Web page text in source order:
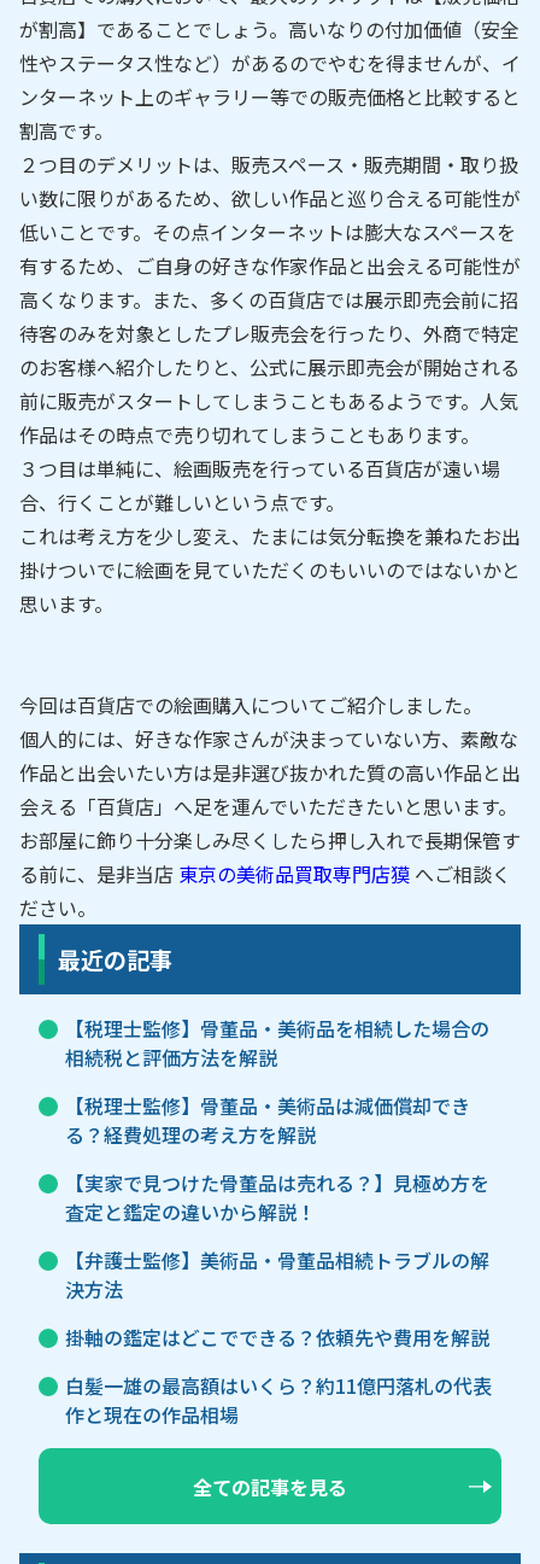
最近の記事
【税理士監修】骨董品・美術品を相続した場合の
相続税と評価方法を解説
【税理士監修】骨董品・美術品は減価償却でき
る？経費処理の考え方を解説
【実家で見つけた骨董品は売れる？】見極め方を
査定と鑑定の違いから解説！
【弁護士監修】美術品・骨董品相続トラブルの解
決方法
掛軸の鑑定はどこでできる？依頼先や費用を解説
白髪一雄の最高額はいくら？約11億円落札の代表
作と現在の作品相場
全ての記事を見る
が割高】であることでしょう。高いなりの付加価値（安全
性やステータス性など）があるのでやむを得ませんが、イ
ンターネット上のギャラリー等での販売価格と比較すると
割高です。
２つ目のデメリットは、販売スペース・販売期間・取り扱
い数に限りがあるため、欲しい作品と巡り合える可能性が
低いことです。その点インターネットは膨大なスペースを
有するため、ご自身の好きな作家作品と出会える可能性が
高くなります。また、多くの百貨店では展示即売会前に招
待客のみを対象としたプレ販売会を行ったり、外商で特定
のお客様へ紹介したりと、公式に展示即売会が開始される
前に販売がスタートしてしまうこともあるようです。人気
作品はその時点で売り切れてしまうこともあります。
３つ目は単純に、絵画販売を行っている百貨店が遠い場
合、行くことが難しいという点です。
これは考え方を少し変え、たまには気分転換を兼ねたお出
掛けついでに絵画を見ていただくのもいいのではないかと
思います。
今回は百貨店での絵画購入についてご紹介しました。
個人的には、好きな作家さんが決まっていない方、素敵な
作品と出会いたい方は是非選び抜かれた質の高い作品と出
会える「百貨店」へ足を運んでいただきたいと思います。
お部屋に飾り十分楽しみ尽くしたら押し入れで長期保管す
る前に、是非当店 東京の美術品買取専門店獏 へご相談く
ださい。